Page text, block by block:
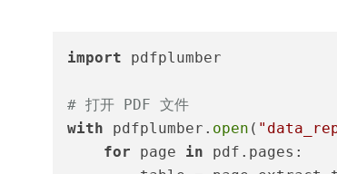
import pdfplumber
# 打开 PDF 文件
with pdfplumber. open (
for page in pdf.pages: